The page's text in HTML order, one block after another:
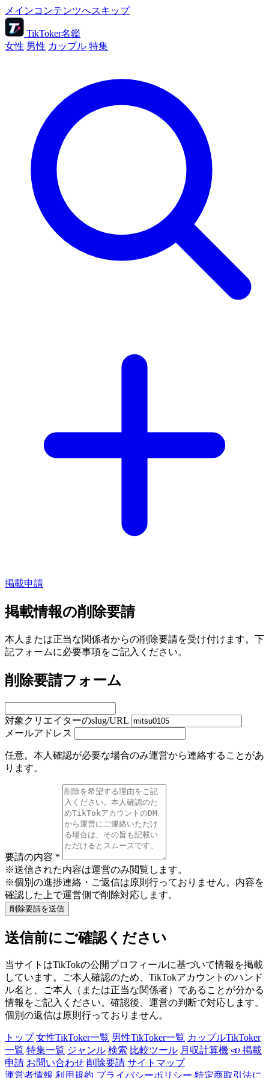
メインコンテンツへスキップ
TikToker名鑑
女性 男性 カップル 特集
掲載申請
掲載情報の削除要請
本人または正当な関係者からの削除要請を受け付けます。下
記フォームに必要事項をご記入ください。
削除要請フォーム
対象クリエイターのslug/URL
メールアドレス
任意。本人確認が必要な場合のみ運営から連絡することがあ
ります。
要請の内容 *
※送信された内容は運営のみ閲覧します。
※個別の進捗連絡・ご返信は原則行っておりません。内容を
確認した上で運営側で削除対応します。
削除要請を送信
送信前にご確認ください
当サイトはTikTokの公開プロフィールに基づいて情報を掲載
しています。ご本人確認のため、TikTokアカウントのハンド
ル名と、ご本人（または正当な関係者）であることが分かる
情報をご記入ください。確認後、運営の判断で対応します。
個別の返信は原則行っておりません。
トップ 女性TikToker一覧 男性TikToker一覧 カップルTikToker
一覧 特集一覧 ジャンル 検索 比較ツール 月収計算機 📣 掲載
申請 お問い合わせ 削除要請 サイトマップ
運営者情報 利用規約 プライバシーポリシー 特定商取引法に